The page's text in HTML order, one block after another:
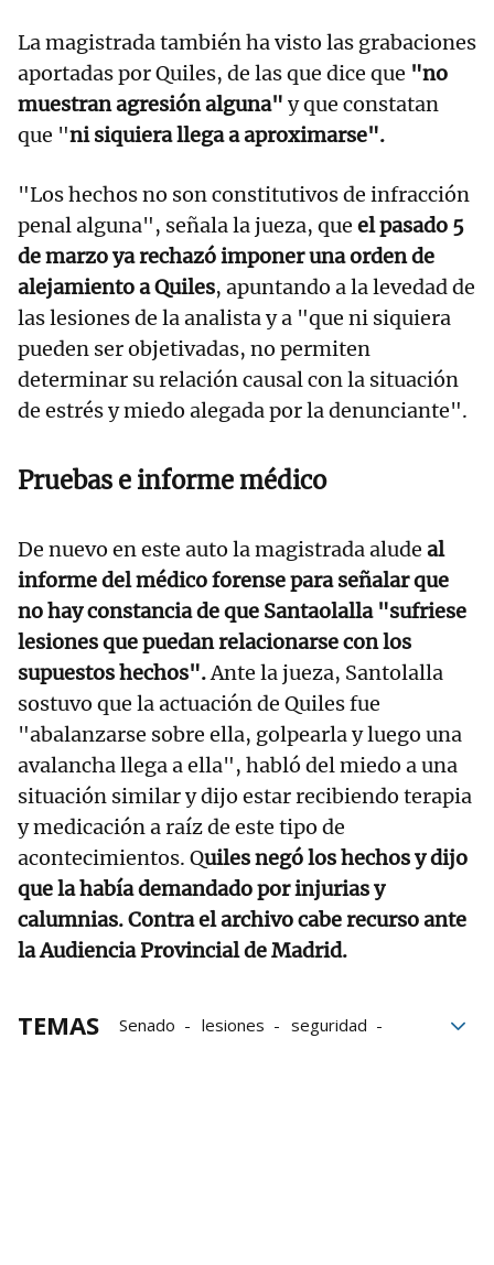
La magistrada también ha visto las grabaciones
aportadas por Quiles, de las que dice que "no
muestran agresión alguna" y que constatan
que "ni siquiera llega a aproximarse".
"Los hechos no son constitutivos de infracción
penal alguna", señala la jueza, que el pasado 5
de marzo ya rechazó imponer una orden de
alejamiento a Quiles, apuntando a la levedad de
las lesiones de la analista y a "que ni siquiera
pueden ser objetivadas, no permiten
determinar su relación causal con la situación
de estrés y miedo alegada por la denunciante".
Pruebas e informe médico
De nuevo en este auto la magistrada alude al
informe del médico forense para señalar que
no hay constancia de que Santaolalla "sufriese
lesiones que puedan relacionarse con los
supuestos hechos".Ante la jueza, Santolalla
sostuvo que la actuación de Quiles fue
"abalanzarse sobre ella, golpearla y luego una
avalancha llega a ella", habló del miedo a una
situación similar y dijo estar recibiendo terapia
y medicación a raíz de este tipo de
acontecimientos. Quiles negó los hechos y dijo
que la había demandado por injurias y
calumnias. Contra el archivo cabe recurso ante
la Audiencia Provincial de Madrid.
TEMAS Senado lesiones
seguridad